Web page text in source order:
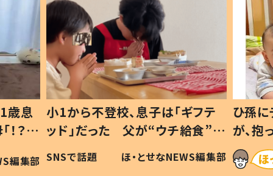
歳息
？」
編集部
小1から不登校、息子は「ギフテ
ッド」だった 父が“ウチ給食”を
作り続ける理由とは #令和の親
#令和の子
SNSで話題 ほ・とせなNEWS編集部
ひ孫
が、
「涙が
い」